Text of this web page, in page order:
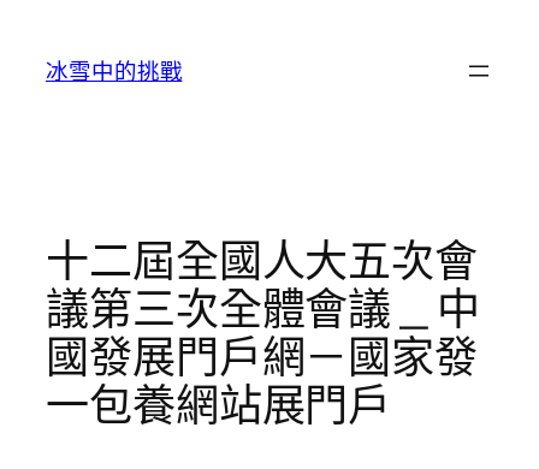
冰雪中的挑戰
十二屆全國人大五次會
議第三次全體會議 _ 中
國發展門戶網－國家發
一包養網站展門戶